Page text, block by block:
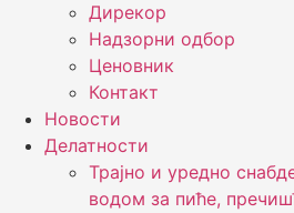
Дирекор
Надзорни одбор
Ценовник
Контакт
Новости
Делатности
Трајно и уредно
водом за пиће,